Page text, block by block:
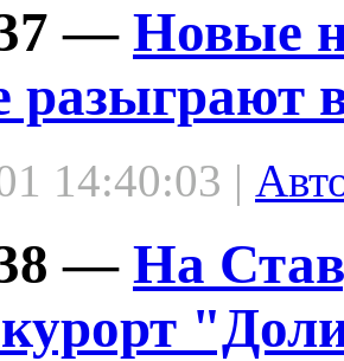
— Новые
разыграют
14:40:03 |
— На